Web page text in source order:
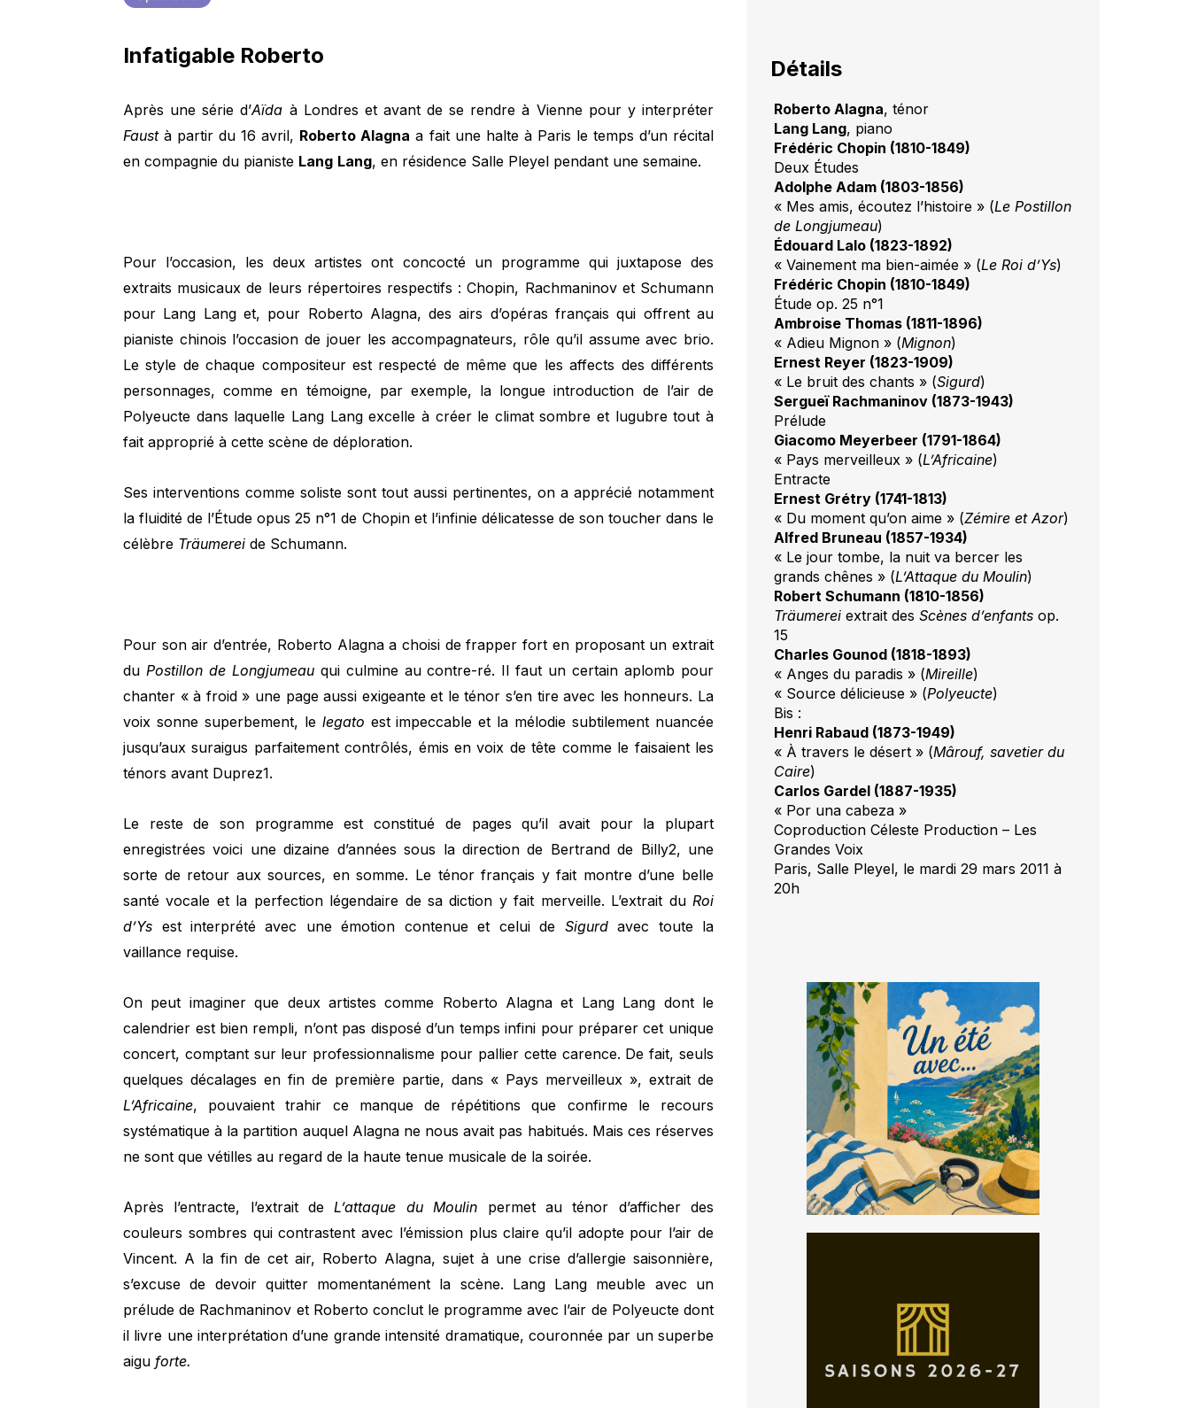
Infatigable Roberto
Après une série d’Aïda à Londres et avant de se rendre à Vienne pour y interpréter
Faustà partir du 16 avril, Roberto Alagna a fait une halte à Paris le temps d’un récital
en compagnie du pianiste Lang Lang, en résidence Salle Pleyel pendant une semaine.
Pour l’occasion, les deux artistes ont concocté un programme qui juxtapose des
extraits musicaux de leurs répertoires respectifs : Chopin, Rachmaninov et Schumann
pour Lang Lang et, pour Roberto Alagna, des airs d’opéras français qui offrent au
pianiste chinois l’occasion de jouer les accompagnateurs, rôle qu’il assume avec brio.
Le style de chaque compositeur est respecté de même que les affects des différents
personnages, comme en témoigne, par exemple, la longue introduction de l’air de
Polyeucte dans laquelle Lang Lang excelle à créer le climat sombre et lugubre tout à
fait approprié à cette scène de déploration.
Ses interventions comme soliste sont tout aussi pertinentes, on a apprécié notamment
la fluidité de l’Étude opus 25 n°1 de Chopin et l’infinie délicatesse de son toucher dans le
célèbre Träumerei de Schumann.
Pour son air d’entrée, Roberto Alagna a choisi de frapper fort en proposant un extrait
du Postillon de Longjumeauqui culmine au contre-ré. Il faut un certain aplomb pour
chanter « à froid » une page aussi exigeante et le ténor s’en tire avec les honneurs. La
voix sonne superbement, le legato est impeccable et la mélodie subtilement nuancée
jusqu’aux suraigus parfaitement contrôlés, émis en voix de tête comme le faisaient les
ténors avant Duprez1.
Le reste de son programme est constitué de pages qu’il avait pour la plupart
enregistrées voici une dizaine d’années sous la direction de Bertrand de Billy2, une
sorte de retour aux sources, en somme. Le ténor français y fait montre d’une belle
santé vocale et la perfection légendaire de sa diction y fait merveille. L’extrait du Roi
d’Ys est interprété avec une émotion contenue et celui de Sigurdavec toute la
vaillance requise.
On peut imaginer que deux artistes comme Roberto Alagna et Lang Lang dont le
calendrier est bien rempli, n’ont pas disposé d’un temps infini pour préparer cet unique
concert, comptant sur leur professionnalisme pour pallier cette carence. De fait, seuls
quelques décalages en fin de première partie, dans « Pays merveilleux », extrait de
L’Africaine, pouvaient trahir ce manque de répétitions que confirme le recours
systématique à la partition auquel Alagna ne nous avait pas habitués. Mais ces réserves
ne sont que vétilles au regard de la haute tenue musicale de la soirée.
Après l’entracte, l’extrait deL’attaque du Moulin permet au ténor d’afficher des
couleurs sombres qui contrastent avec l’émission plus claire qu’il adopte pour l’air de
Vincent. A la fin de cet air, Roberto Alagna, sujet à une crise d’allergie saisonnière,
s’excuse de devoir quitter momentanément la scène. Lang Lang meuble avec un
prélude de Rachmaninov et Roberto conclut le programme avec l’air de Polyeucte dont
il livre une interprétation d’une grande intensité dramatique, couronnée par un superbe
aiguforte.
Détails
Roberto Alagna, ténor
Lang Lang, piano
Frédéric Chopin (1810-1849)
Deux Études
Adolphe Adam (1803-1856)
« Mes amis, écoutez l’histoire » (Le Postillon
de Longjumeau)
Édouard Lalo (1823-1892)
« Vainement ma bien-aimée » (Le Roi d’Ys)
Frédéric Chopin (1810-1849)
Étude op. 25 n°1
Ambroise Thomas (1811-1896)
« Adieu Mignon » (Mignon)
Ernest Reyer (1823-1909)
« Le bruit des chants » (Sigurd)
Sergueï Rachmaninov (1873-1943)
Prélude
Giacomo Meyerbeer (1791-1864)
« Pays merveilleux » (L’Africaine)
Entracte
Ernest Grétry (1741-1813)
« Du moment qu’on aime » (Zémire et Azor)
Alfred Bruneau (1857-1934)
« Le jour tombe, la nuit va bercer les
grands chênes » (L’Attaque du Moulin)
Robert Schumann (1810-1856)
Träumereiextrait des Scènes d’enfants op.
15
Charles Gounod (1818-1893)
« Anges du paradis » (Mireille)
« Source délicieuse » (Polyeucte)
Bis :
Henri Rabaud (1873-1949)
« À travers le désert » (Mârouf, savetier du
Caire)
Carlos Gardel (1887-1935)
« Por una cabeza »
Coproduction Céleste Production – Les
Grandes Voix
Paris, Salle Pleyel, le mardi 29 mars 2011 à
20h